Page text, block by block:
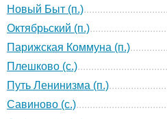
Новый Быт (п.)
Октябрьский (п.)
Парижская Коммуна (п.)
Плешково (с.)
Путь Ленинизма (п.)
Савиново (с.)